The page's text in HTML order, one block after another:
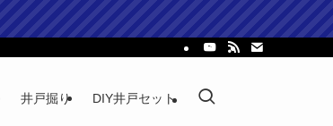
井戸掘り DIY井戸セット